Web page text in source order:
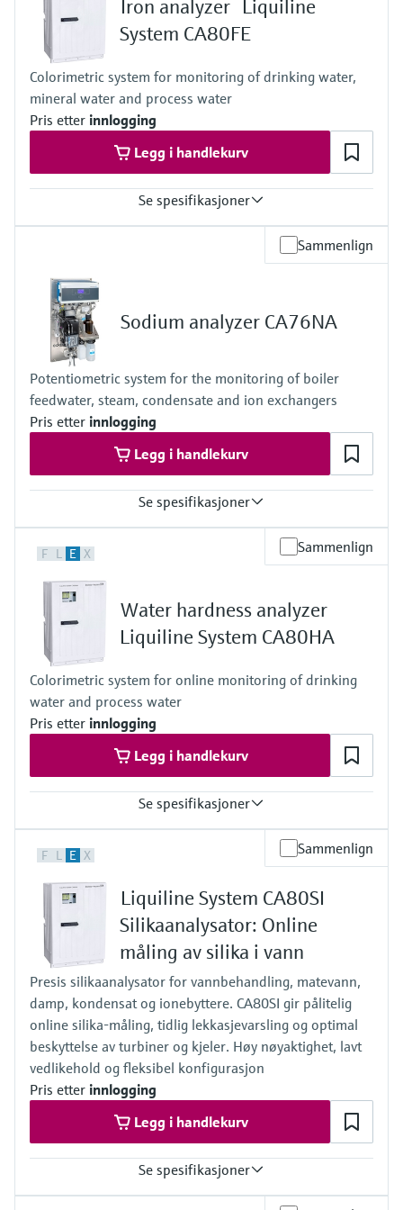
Process temperature
4 to 40 °C (39 to 104 °F)
Process pressure
At atmospheric pressure, < 0.2 bar absolute
Iron analyzer Liquiline
System CA80FE
Colorimetric system for monitoring of drinking water,
mineral water and process water
Pris etter innlogging
Legg i handlekurv
Se spesifikasjoner
0.1 to 5 mg/l with dilution function to maximum 2.0 to 100 mg/l
Process temperature
4 to 40 °C (39.2 to 104 °F)
Process pressure
At atmospheric pressure, < 0.2 bar
Sammenlign
Sodium analyzer CA76NA
Potentiometric system for the monitoring of boiler
feedwater, steam, condensate and ion exchangers
Pris etter innlogging
Legg i handlekurv
Se spesifikasjoner
0.1 to 9999 µg/l (ppb) Na
10 to 40 °C
Process pressure
1 to 5 bar (abs)
14.5 to 72.5 psi
F L E X Sammenlign
Water hardness analyzer
Liquiline System CA80HA
Colorimetric system for online monitoring of drinking
water and process water
Pris etter innlogging
Legg i handlekurv
Se spesifikasjoner
0 to 80 mg/l CaCO3
CaCO3
4 to 40 °C (39 to 104 °F)
Process pressure
Unpressurized
F L E X Sammenlign
Liquiline System CA80SI
Silikaanalysator: Online
måling av silika i vann
Presis silikaanalysator for vannbehandling, matevann,
damp, kondensat og ionebyttere. CA80SI gir pålitelig
online silika‑måling, tidlig lekkasjevarsling og optimal
beskyttelse av turbiner og kjeler. Høy nøyaktighet, lavt
vedlikehold og fleksibel konfigurasjon
Pris etter innlogging
Legg i handlekurv
Se spesifikasjoner